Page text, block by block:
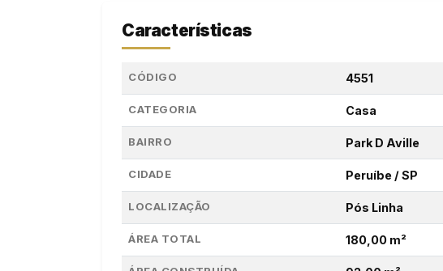
Características
CÓDIGO 4551
CATEGORIA Casa
BAIRRO Park D Aville
CIDADE Peruíbe / SP
LOCALIZAÇÃO Pós Linha
ÁREA TOTAL 180,00 m²